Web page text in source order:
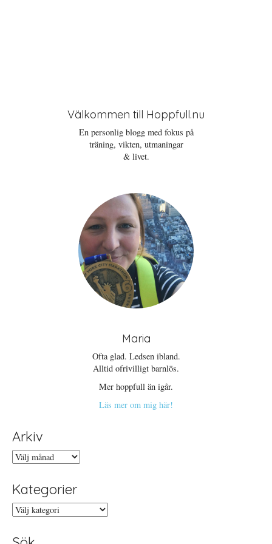
Välkommen till Hoppfull.nu
En personlig blogg med fokus på
träning, vikten, utmaningar
& livet.
Maria
Ofta glad. Ledsen ibland.
Alltid ofrivilligt barnlös.
Mer hoppfull än igår.
Läs mer om mig här!
Arkiv
Arkiv
Kategorier
Kategorier